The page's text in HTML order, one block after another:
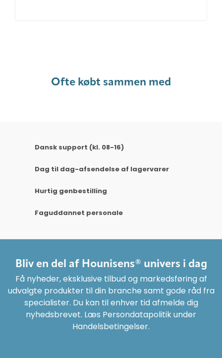
Ofte købt sammen med
Dansk support (kl. 08-16)
Dag til dag-afsendelse af lagervarer
Hurtig genbestilling
Faguddannet personale
Bliv en del af Hounisens® univers i dag
Få nyheder, eksklusive tilbud og markedsføring af
udvalgte produkter til din branche samt gode råd fra
specialister. Du kan til enhver tid afmelde dig
nyhedsbrevet. Læs Persondatapolitik under
Handelsbetingelser.